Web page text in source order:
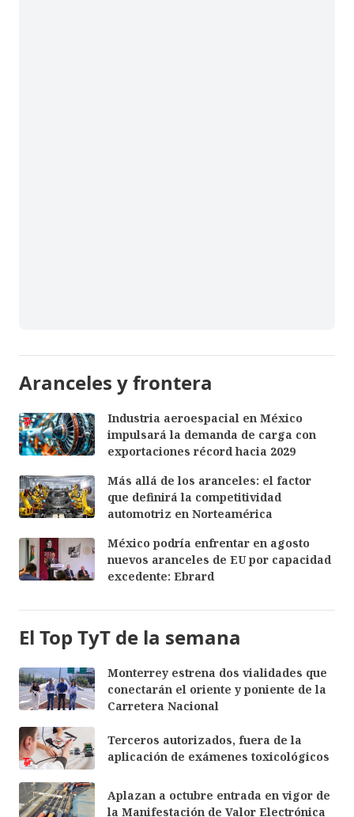
Aranceles y frontera
Industria aeroespacial en México
impulsará la demanda de carga con
exportaciones récord hacia 2029
Más allá de los aranceles: el factor
que definirá la competitividad
automotriz en Norteamérica
México podría enfrentar en agosto
nuevos aranceles de EU por capacidad
excedente: Ebrard
El Top TyT de la semana
Monterrey estrena dos vialidades que
conectarán el oriente y poniente de la
Carretera Nacional
Terceros autorizados, fuera de la
aplicación de exámenes toxicológicos
Aplazan a octubre entrada en vigor de
la Manifestación de Valor Electrónica